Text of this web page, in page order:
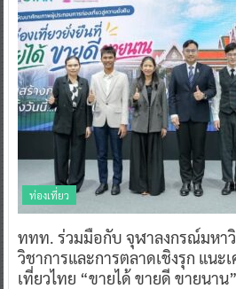
ท่องเที่ยว
ททท. ร่วมมือกับ จุฬาลงกรณ์มหา
วิชาการและการตลาดเชิงรุก แน
เที่ยวไทย “ขายได้ ขายดี ขายนาน”